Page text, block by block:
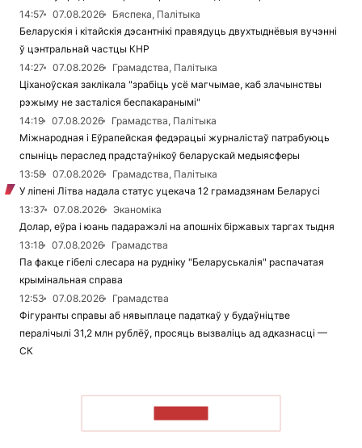
14:57
07.08.2026
Бяспека, Палітыка
Беларускія і кітайскія дэсантнікі правядуць двухтыднёвыя вучэнні
ў цэнтральнай частцы КНР
14:27
07.08.2026
Грамадства, Палітыка
Ціханоўская заклікала "зрабіць усё магчымае, каб злачынствы
рэжыму не засталіся беспакаранымі"
14:19
07.08.2026
Грамадства, Палітыка
Міжнародная і Еўрапейская федэрацыі журналістаў патрабуюць
спыніць пераслед прадстаўнікоў беларускай медыясферы
13:58
07.08.2026
Грамадства, Палітыка
У ліпені Літва надала статус уцекача 12 грамадзянам Беларусі
13:37
07.08.2026
Эканоміка
Долар, еўра і юань падаражэлі на апошніх біржавых таргах тыдня
13:18
07.08.2026
Грамадства
Па факце гібелі слесара на рудніку "Беларуськалія" распачатая
крымінальная справа
12:53
07.08.2026
Грамадства
Фігуранты справы аб нявыплаце падаткаў у будаўніцтве
пералічылі 31,2 млн рублёў, просяць вызваліць ад адказнасці —
СК